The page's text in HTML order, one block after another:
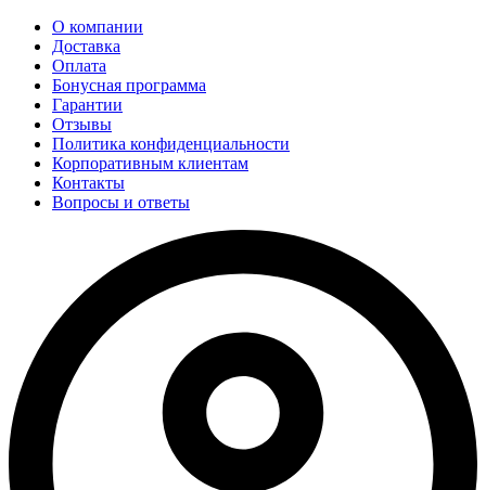
О компании
Доставка
Оплата
Бонусная программа
Гарантии
Отзывы
Политика конфиденциальности
Корпоративным клиентам
Контакты
Вопросы и ответы